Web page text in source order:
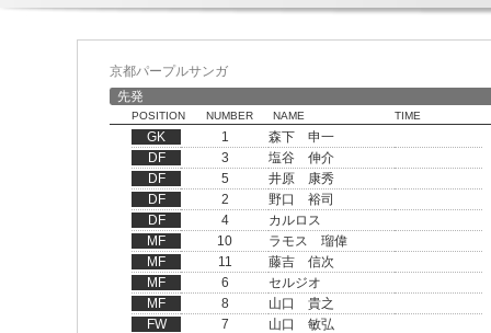
京都パープルサンガ
先発
POSITION NUMBER NAME TIME
GK 1
森下 申一
DF
3
塩谷 伸介
DF
5
井原 康秀
DF
2
野口 裕司
DF
4
カルロス
MF
10
ラモス 瑠偉
MF
11
藤吉 信次
MF
6
セルジオ
MF
8
山口 貴之
FW
7
山口 敏弘